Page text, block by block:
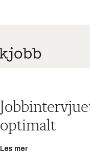
optimalt
Les mer